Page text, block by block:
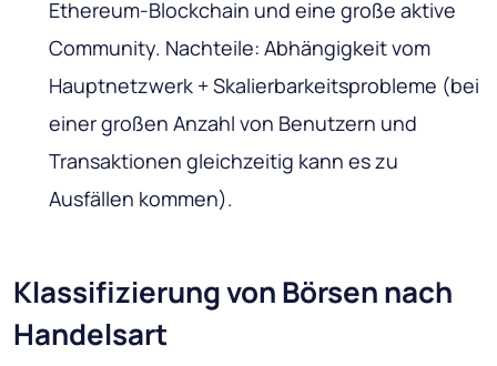
Ethereum-Blockchain und eine große aktive
Community. Nachteile: Abhängigkeit vom
Hauptnetzwerk + Skalierbarkeitsprobleme (bei
einer großen Anzahl von Benutzern und
Transaktionen gleichzeitig kann es zu
Ausfällen kommen).
Klassifizierung von Börsen nach
Handelsart